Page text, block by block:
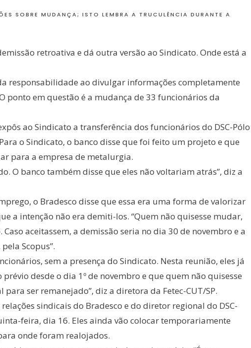
SOBRE MUDANÇA; ISTO LEMBRA A TRUCULÊNCIA DURANTE A
retroativa e dá outra versão ao Sindicato. Onde está a
responsabilidade ao divulgar informações completamente
ponto em questão é a mudança de 33 funcionários da
ao Sindicato a transferência dos funcionários do DSC-Pólo
o Sindicato, o banco disse que foi feito um projeto e que
para a empresa de metalurgia.
O banco também disse que eles não voltariam atrás”, diz a
o Bradesco disse que essa era uma forma de valorizar
a intenção não era demiti-los. “Quem não quisesse mudar,
aceitassem, a demissão seria no dia 30 de novembro e a
Scopus”.
sem a presença do Sindicato. Nesta reunião, eles já
desde o dia 1º de novembro e que quem não quisesse
ser remanejado”, diz a diretora da Fetec-CUT/SP.
sindicais do Bradesco e do diretor regional do DSC-
feira, dia 16. Eles ainda vão colocar temporariamente
onde foram realojados.